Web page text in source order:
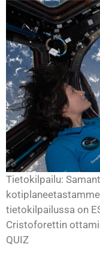
Tietokilpailu:
tietokilpailussa on
Cristoforettin
QUIZ